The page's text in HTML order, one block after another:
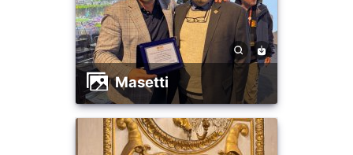
masetti